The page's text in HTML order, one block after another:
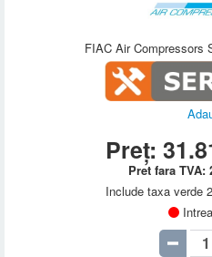
FIAC Air Compressors
Preț:
Pret fara TVA:
Include taxa verde